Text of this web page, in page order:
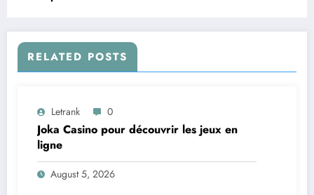
RELATED POSTS
Letrank 0
Joka Casino pour découvrir les jeux en
ligne
August 5, 2026